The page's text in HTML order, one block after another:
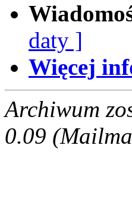
daty ]
Więcej
Archiwum
0.09